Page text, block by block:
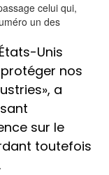
celui qui,
un des
Unis
nos
a
sur le
toutefois